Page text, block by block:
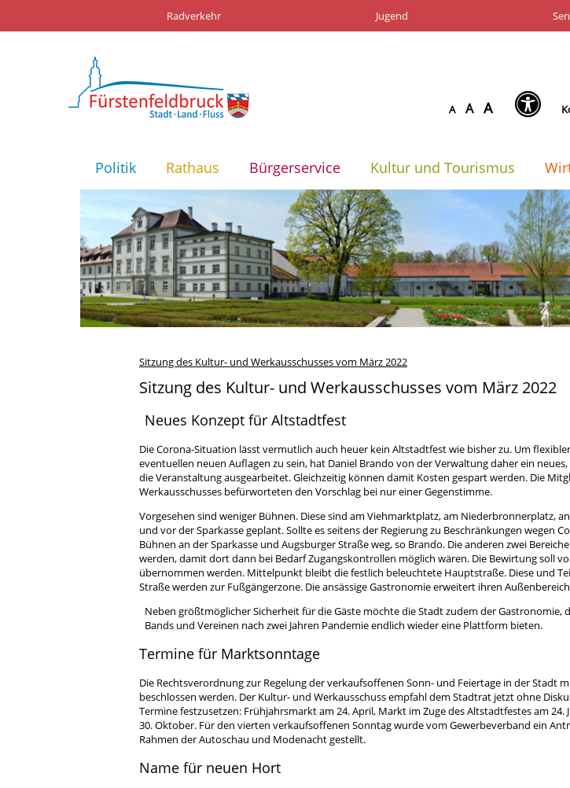
Radverkehr Jugend
A A A
Politik Rathaus Bürgerservice Kultur und Tourismus
Sitzung des Kultur- und Werkausschusses vom März 2022
Sitzung des Kultur- und Werkausschusses vom März 2022
Neues Konzept für Altstadtfest
Die Corona-Situation lässt vermutlich auch heuer kein Altstadtfest wie bisher zu. Um
eventuellen neuen Auflagen zu sein, hat Daniel Brando von der Verwaltung daher ein
die Veranstaltung ausgearbeitet. Gleichzeitig können damit Kosten gespart werden. Die
Werkausschusses befürworteten den Vorschlag bei nur einer Gegenstimme.
Vorgesehen sind weniger Bühnen. Diese sind am Viehmarktplatz, am Niederbronnerplatz,
und vor der Sparkasse geplant. Sollte es seitens der Regierung zu Beschränkungen wegen
Bühnen an der Sparkasse und Augsburger Straße weg, so Brando. Die anderen zwei
werden, damit dort dann bei Bedarf Zugangskontrollen möglich wären. Die Bewirtung soll
übernommen werden. Mittelpunkt bleibt die festlich beleuchtete Hauptstraße. Diese und
Straße werden zur Fußgängerzone. Die ansässige Gastronomie erweitert ihren
Neben größtmöglicher Sicherheit für die Gäste möchte die Stadt zudem der Gastronomie,
Bands und Vereinen nach zwei Jahren Pandemie endlich wieder eine Plattform bieten.
Termine für Marktsonntage
Die Rechtsverordnung zur Regelung der verkaufsoffenen Sonn- und Feiertage in der Stadt
beschlossen werden. Der Kultur- und Werkausschuss empfahl dem Stadtrat jetzt ohne
Termine festzusetzen: Frühjahrsmarkt am 24. April, Markt im Zuge des Altstadtfestes am
30. Oktober. Für den vierten verkaufsoffenen Sonntag wurde vom Gewerbeverband ein
Rahmen der Autoschau und Modenacht gestellt.
Name für neuen Hort